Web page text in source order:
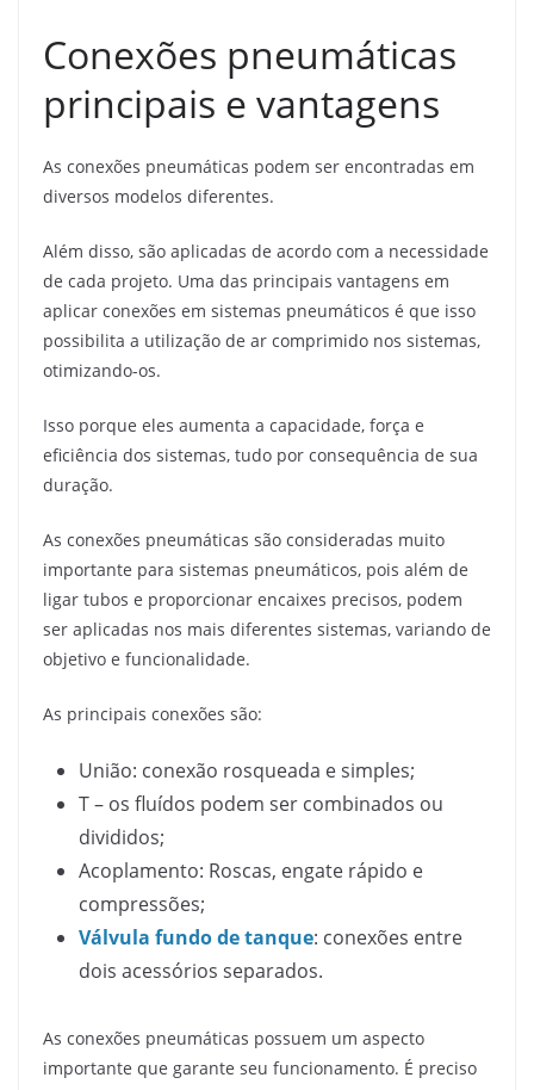
Conexões pneumáticas
principais e vantagens
As conexões pneumáticas podem ser encontradas em
diversos modelos diferentes.
Além disso, são aplicadas de acordo com a necessidade
de cada projeto. Uma das principais vantagens em
aplicar conexões em sistemas pneumáticos é que isso
possibilita a utilização de ar comprimido nos sistemas,
otimizando-os.
Isso porque eles aumenta a capacidade, força e
eficiência dos sistemas, tudo por consequência de sua
duração.
As conexões pneumáticas são consideradas muito
importante para sistemas pneumáticos, pois além de
ligar tubos e proporcionar encaixes precisos, podem
ser aplicadas nos mais diferentes sistemas, variando de
objetivo e funcionalidade.
As principais conexões são:
União: conexão rosqueada e simples;
T – os fluídos podem ser combinados ou
divididos;
Acoplamento: Roscas, engate rápido e
compressões;
Válvula fundo de tanque: conexões entre
dois acessórios separados.
As conexões pneumáticas possuem um aspecto
importante que garante seu funcionamento. É preciso